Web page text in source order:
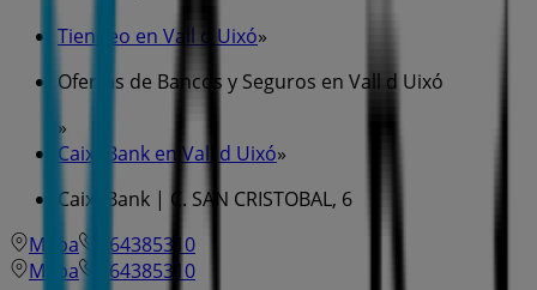
Tiendeo en Vall d Uixó»
Ofertas de Bancos y Seguros en Vall d Uixó
»
CaixaBank en Vall d Uixó»
CaixaBank | C. SAN CRISTOBAL, 6
Mapa
964385310
Mapa
964385310